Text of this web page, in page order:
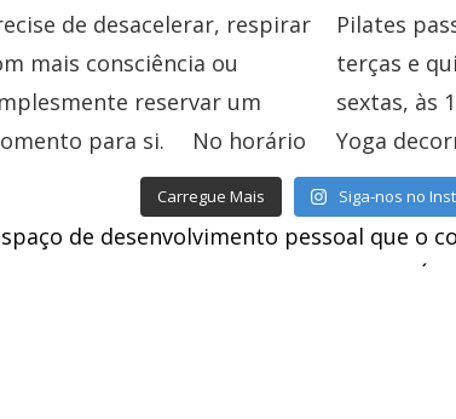
Carregue Mais Siga-nos no
de desenvolvimento pessoal que o
busca da melhor versão de si, como Ser